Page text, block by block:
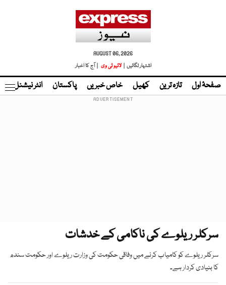
AUGUST 06, 2026
اشتہار لگائیں |
لائیو ٹی وی | آج کا اخبار
صفحۂ اول تازہ ترین کھیل خاص خبریں پاکستان انٹر نیشنل
سرکلر ریلوے کی ناکامی کے خدشات
سرکلر ریلوے کو کامیاب کرنے میں وفاقی حکومت کی وزارت ریلوے اور حکومت سندھ
کا بنیادی کردار ہے۔